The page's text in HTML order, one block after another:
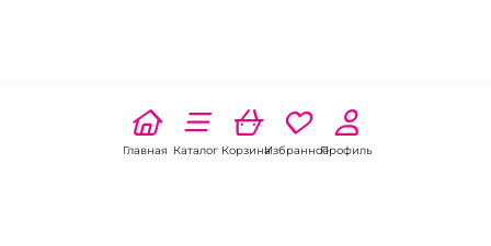
Главная Каталог КорзинаИзбранноеПрофиль